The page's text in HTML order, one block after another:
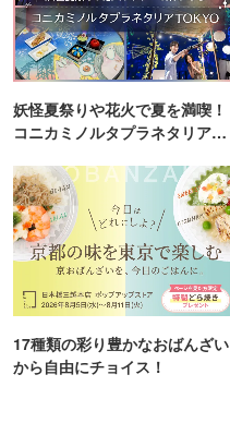
妖怪夏祭りや花火で夏を満喫！
コニカミノルタプラネタリア
17種類の彩り豊かなおばんざい
から自由にチョイス！